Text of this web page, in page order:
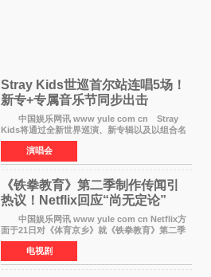
Stray Kids世巡首尔站连唱5场！
新专+专属音乐节同步出击
中国娱乐网讯 www yule com cn Stray
Kids将通过全新世界巡演、新专辑以及以组合名
义打造的专属音乐节等一系列全球活动，开启事
业发展的全新篇章。 Stray Kids将于7月25日
至26日、29日
演唱会
《铁拳教育》第二季制作传闻引
热议！Netflix回应“尚无定论”
中国娱乐网讯 www yule com cn Netflix方
面于21日对《体育京乡》就《铁拳教育》第二季
制作传闻划清界限，表示尚无定论。然而，业界
却有传闻称已就《铁拳教育》第二季的制作展开
了讨论——《
电视剧